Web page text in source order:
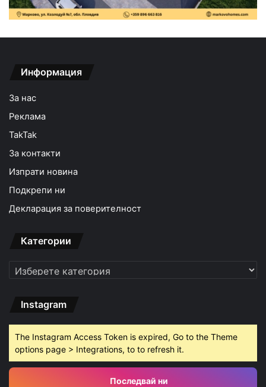
Информация
За нас
Реклама
TakTak
За контакти
Изпрати новина
Подкрепи ни
Декларация за поверителност
Категории
Категории
Instagram
The Instagram Access Token is expired, Go to the Theme
options page > Integrations, to to refresh it.
Последвай ни